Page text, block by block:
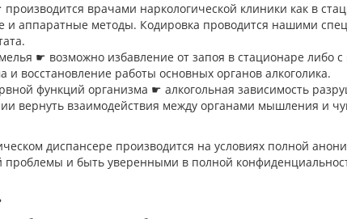
врачами наркологической клиники как в
и аппаратные методы. Кодировка проводится нашими
☛ возможно избавление от запоя в стационаре либо
и восстановление работы основных органов алкоголика.
функций организма ☛ алкогольная зависимость
вернуть взаимодействия между органами мышления и
диспансере производится на условиях полной
и быть уверенными в полной